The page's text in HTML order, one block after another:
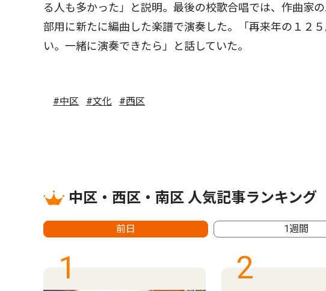
る人も多かった」と説明。最後の校歌合唱では、作曲家
部用に新たに編曲した楽譜で演奏した。「再来年の１２
い。一緒に演奏できたら」と話していた。
#中区 #文化 #西区
中区・西区・南区 人気記事ランキング
前日 1週間
1 2